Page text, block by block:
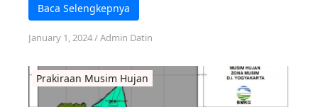
Baca Selengkepnya
January 1, 2024/Admin Datin
Prakiraan Musim Hujan